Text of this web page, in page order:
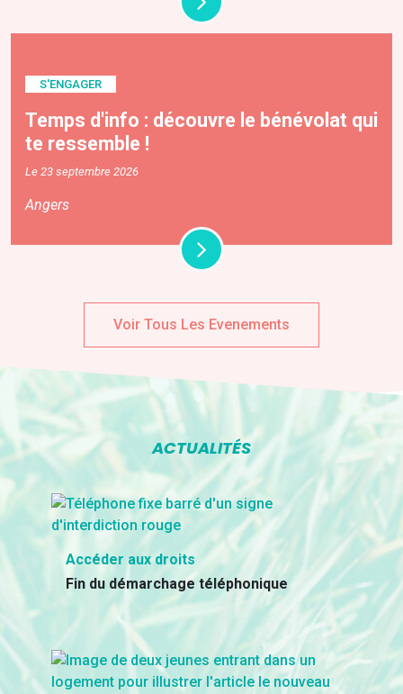
S'ENGAGER
Temps d'info : découvre le bénévolat qui
te ressemble !
Le 23 septembre 2026
Angers
Voir Tous Les Evenements
ACTUALITÉS
Accéder aux droits
Fin du démarchage téléphonique